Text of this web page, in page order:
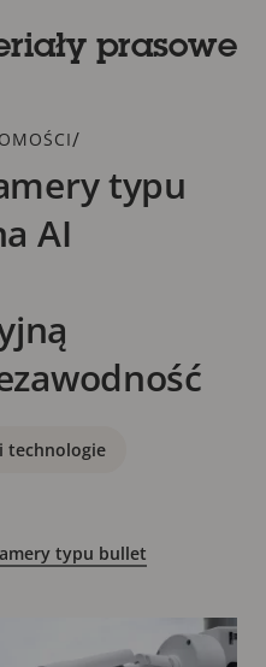
prasowe
/
typu
AI
technologie
typu bullet